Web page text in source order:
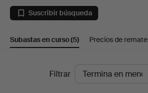
estanterías
en
Sydost
Suscribir búsqueda
Subastas en curso(5) Precios de remate
SubastasFiltrar